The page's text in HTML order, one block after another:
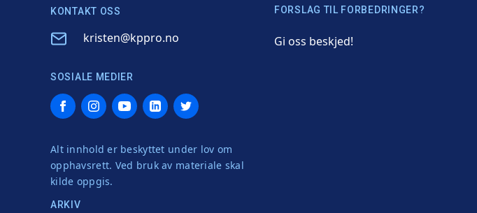
KONTAKT OSS
Email kristen@kppro.no
SOSIALE MEDIER
FacebookInstagramYouTubeLinkedInTwitter
Alt innhold er beskyttet under lov om
opphavsrett. Ved bruk av materiale skal
kilde oppgis.
ARKIV
FORSLAG TIL FORBEDRINGER?
Gi oss beskjed!